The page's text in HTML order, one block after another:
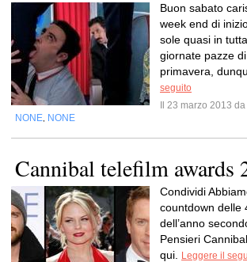
Buon sabato
week end di
sole quasi in
giornate pazze
primavera,
seguito
Il 23 marzo 2013 da
NONE NONE
Cannibal telefilm awards
Condividi
countdown delle
dell’anno
Pensieri
qui.
Leggere il